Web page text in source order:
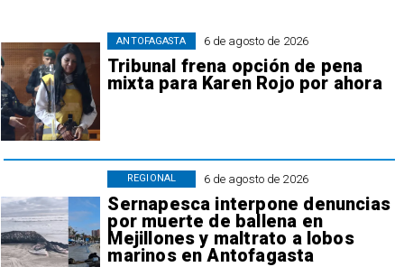
6 de agosto de 2026
Tribunal frena opción de pena
mixta para Karen Rojo por ahora
ANTOFAGASTA
6 de agosto de 2026
Sernapesca interpone denuncias
por muerte de ballena en
Mejillones y maltrato a lobos
marinos en Antofagasta
REGIONAL